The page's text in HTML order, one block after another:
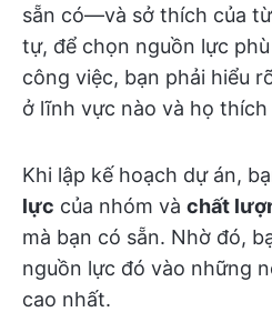
sẵn có—và sở thích của
tự, để chọn nguồn lực
công việc, bạn phải hiểu
ở lĩnh vực nào và họ thích
Khi lập kế hoạch dự án,
lực của nhóm và chất
mà bạn có sẵn. Nhờ đó,
nguồn lực đó vào những
cao nhất.